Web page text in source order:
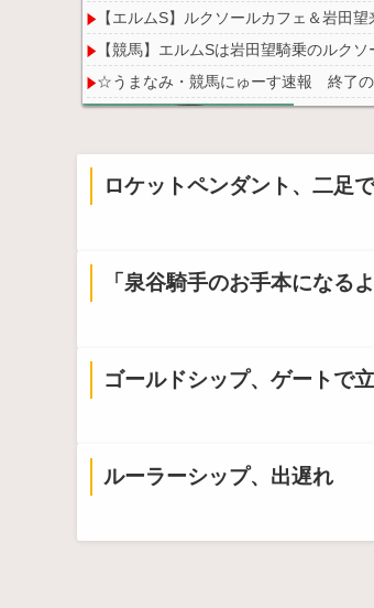
【エルムS】ルクソールカフェ＆
【競馬】エルムSは岩田望騎乗のルク
☆うまなみ・競馬にゅーす速報 終了
Powered by livedoor 相互RSS
ロケットペンダント、二足
「泉谷騎手のお手本になる
ゴールドシップ、ゲートで
ルーラーシップ、出遅れ